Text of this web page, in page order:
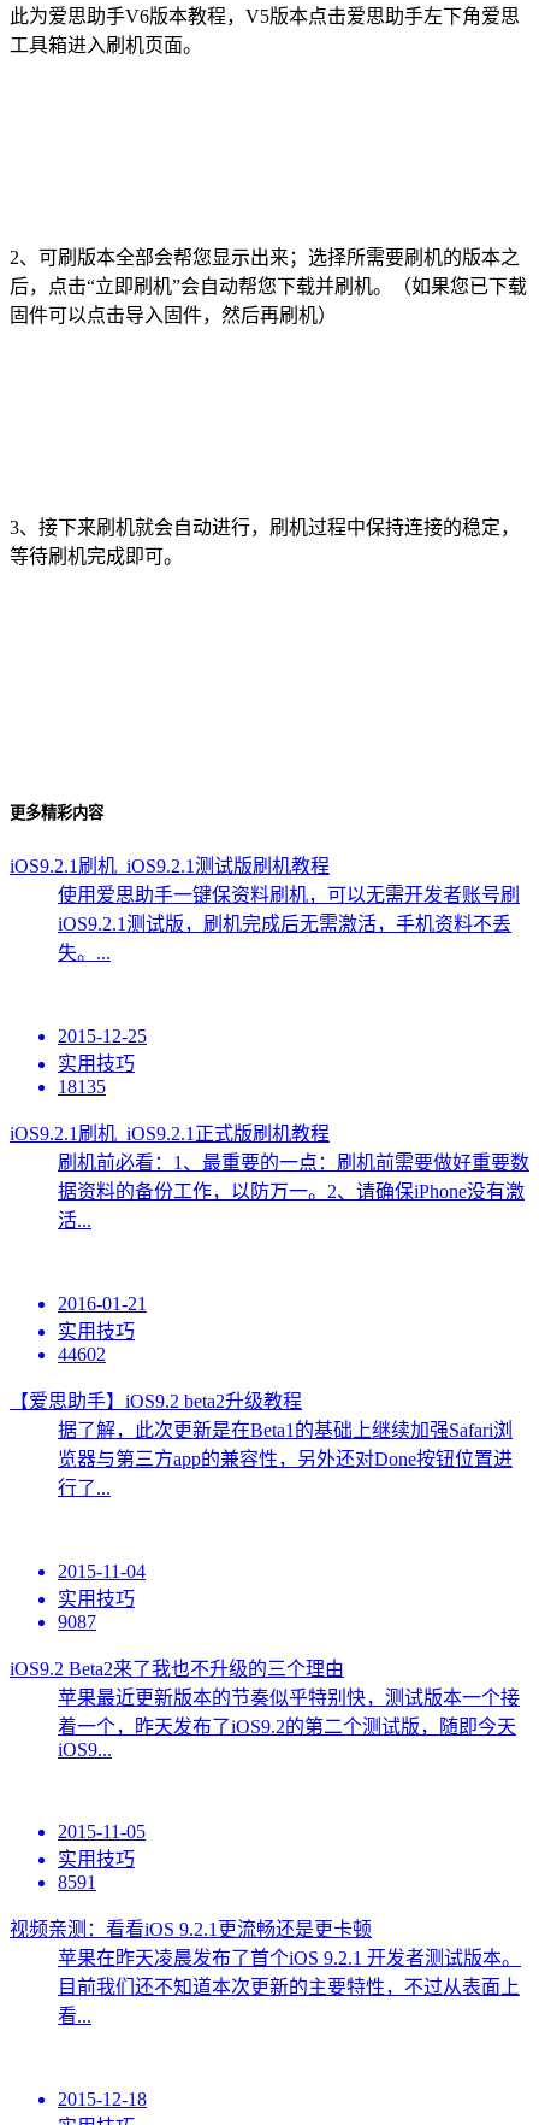
此为爱思助手V6版本教程，V5版本点击爱思助手左下角爱思
工具箱进入刷机页面。
2、可刷版本全部会帮您显示出来；选择所需要刷机的版本之
后，点击“立即刷机”会自动帮您下载并刷机。（如果您已下载
固件可以点击导入固件，然后再刷机）
3、接下来刷机就会自动进行，刷机过程中保持连接的稳定，
等待刷机完成即可。
更多精彩内容
iOS9.2.1刷机_iOS9.2.1测试版刷机教程
使用爱思助手一键保资料刷机，可以无需开发者账号刷
iOS9.2.1测试版，刷机完成后无需激活，手机资料不丢
失。...
2015-12-25
实用技巧
18135
iOS9.2.1刷机_iOS9.2.1正式版刷机教程
刷机前必看：1、最重要的一点：刷机前需要做好重要数
据资料的备份工作，以防万一。2、请确保iPhone没有激
活...
2016-01-21
实用技巧
44602
【爱思助手】iOS9.2 beta2升级教程
据了解，此次更新是在Beta1的基础上继续加强Safari浏
览器与第三方app的兼容性，另外还对Done按钮位置进
行了...
2015-11-04
实用技巧
9087
iOS9.2 Beta2来了我也不升级的三个理由
苹果最近更新版本的节奏似乎特别快，测试版本一个接
着一个，昨天发布了iOS9.2的第二个测试版，随即今天
iOS9...
2015-11-05
实用技巧
8591
视频亲测：看看iOS 9.2.1更流畅还是更卡顿
苹果在昨天凌晨发布了首个iOS 9.2.1 开发者测试版本。
目前我们还不知道本次更新的主要特性，不过从表面上
看...
2015-12-18